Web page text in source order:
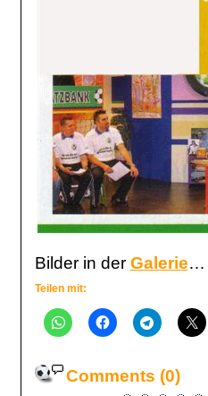
Bilder in der Galerie…
Teilen mit:
Comments (0)